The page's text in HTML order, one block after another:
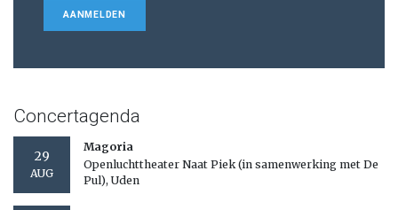
AANMELDEN
Concertagenda
29
AUG
Magoria
Openluchttheater Naat Piek (in samenwerking met De
Pul), Uden